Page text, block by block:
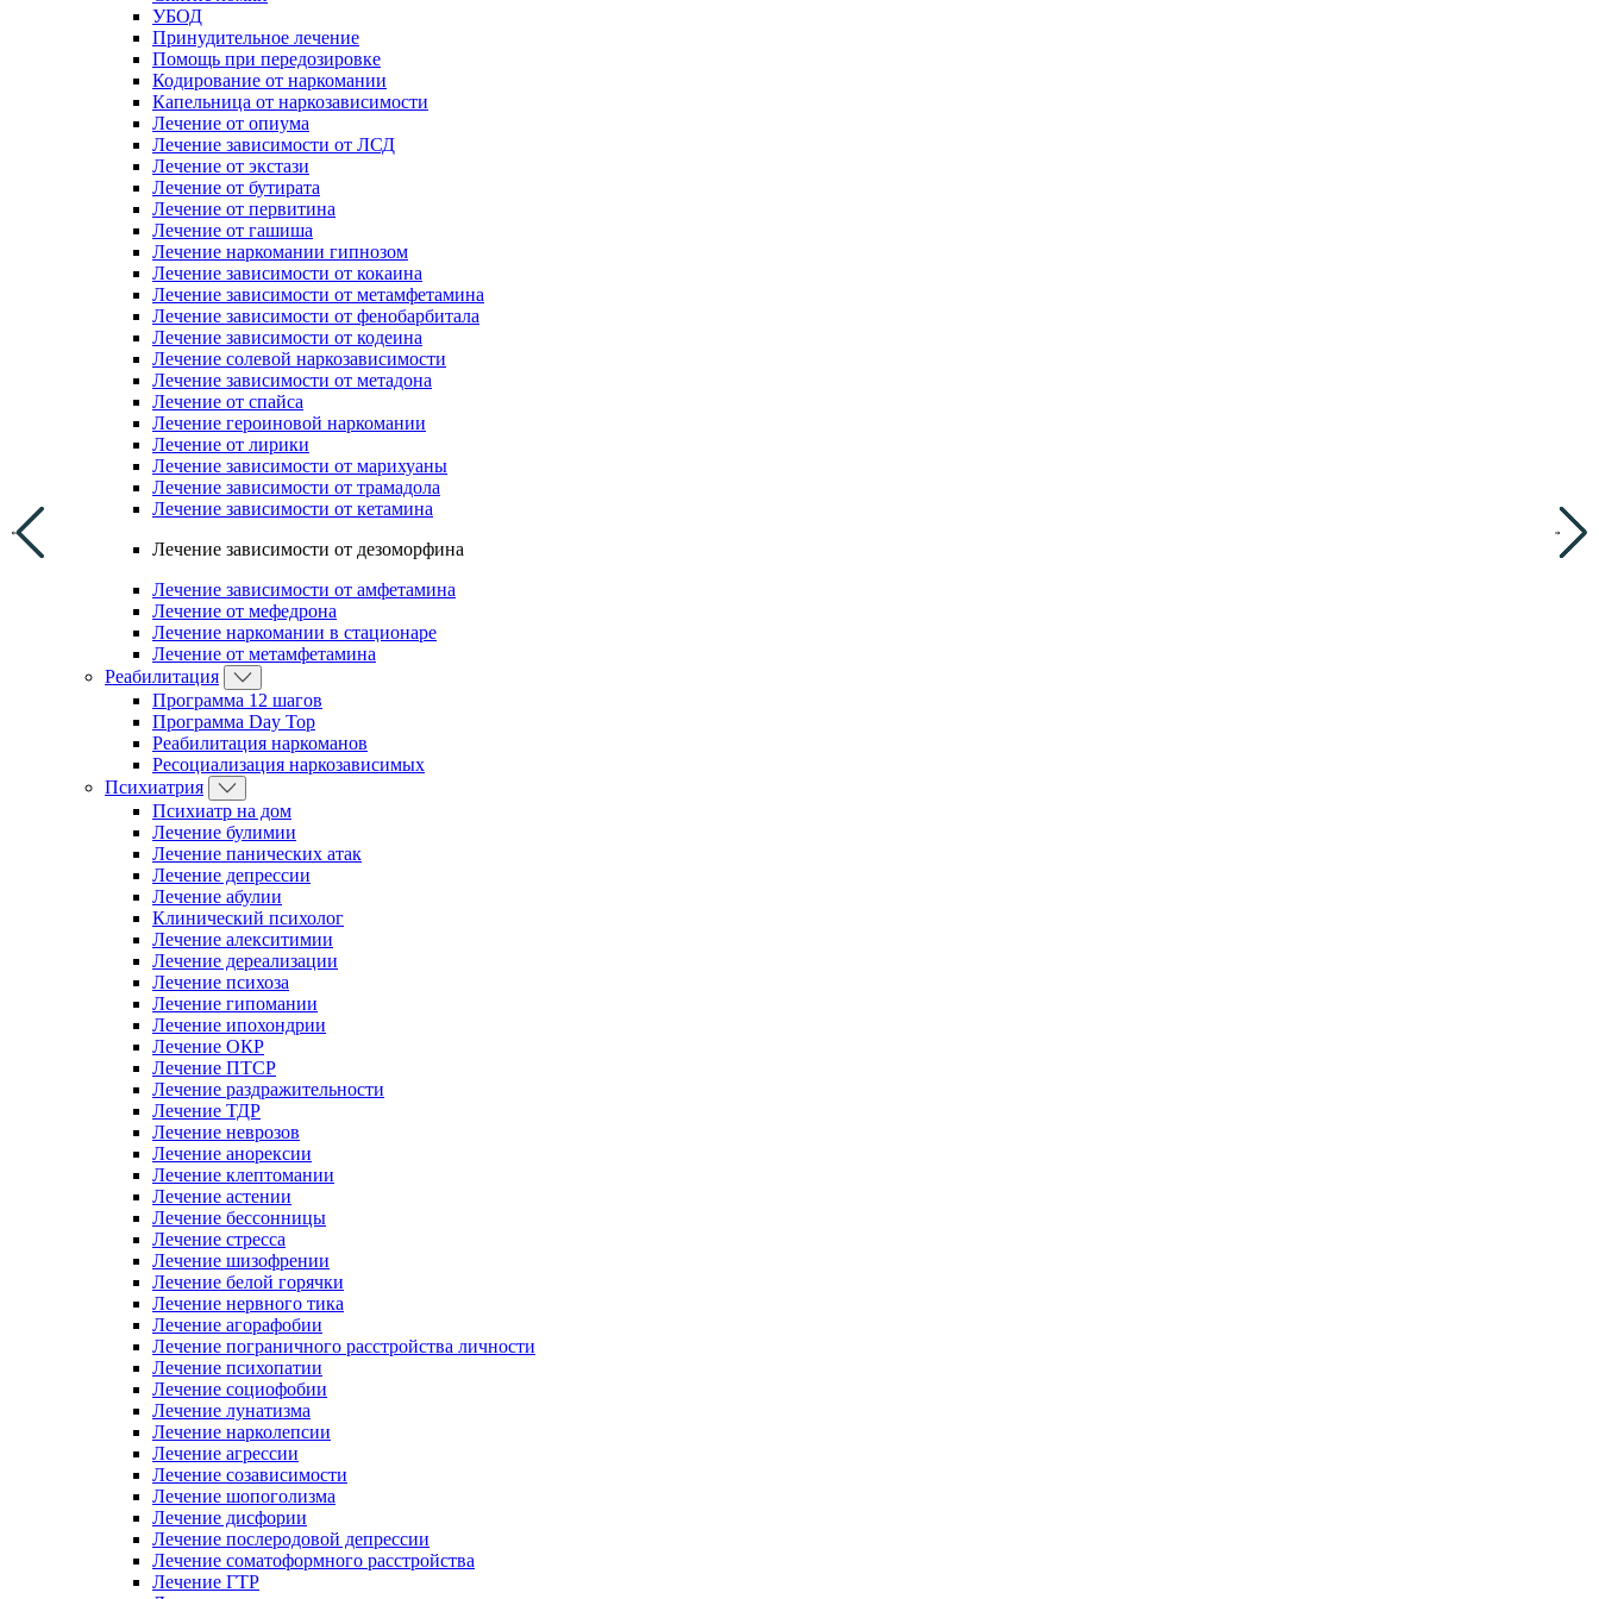
УБОД
Принудительное лечение
Помощь при передозировке
Кодирование от наркомании
Капельница от наркозависимости
Лечение от опиума
Лечение зависимости от ЛСД
Лечение от экстази
Лечение от бутирата
Лечение от первитина
Лечение от гашиша
Лечение наркомании гипнозом
Лечение зависимости от кокаина
Лечение зависимости от метамфетамина
Лечение зависимости от фенобарбитала
Лечение зависимости от кодеина
Лечение солевой наркозависимости
Лечение зависимости от метадона
Лечение от спайса
Лечение героиновой наркомании
Лечение от лирики
Лечение зависимости от марихуаны
Лечение зависимости от трамадола
Лечение зависимости от кетамина
Лечение зависимости от дезоморфина
Лечение зависимости от амфетамина
Лечение от мефедрона
Лечение наркомании в стационаре
Лечение от метамфетамина
Реабилитация
Программа 12 шагов
Программа Day Top
Реабилитация наркоманов
Ресоциализация наркозависимых
Психиатрия
Психиатр на дом
Лечение булимии
Лечение панических атак
Лечение депрессии
Лечение абулии
Клинический психолог
Лечение алекситимии
Лечение дереализации
Лечение психоза
Лечение гипомании
Лечение ипохондрии
Лечение ОКР
Лечение ПТСР
Лечение раздражительности
Лечение ТДР
Лечение неврозов
Лечение анорексии
Лечение клептомании
Лечение астении
Лечение бессонницы
Лечение стресса
Лечение шизофрении
Лечение белой горячки
Лечение нервного тика
Лечение агорафобии
Лечение пограничного расстройства личности
Лечение психопатии
Лечение социофобии
Лечение лунатизма
Лечение нарколепсии
Лечение агрессии
Лечение созависимости
Лечение шопоголизма
Лечение дисфории
Лечение послеродовой депрессии
Лечение соматоформного расстройства
Лечение ГТР